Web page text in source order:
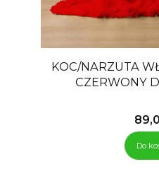
KOC/NARZUTA
CZERWONY
Do